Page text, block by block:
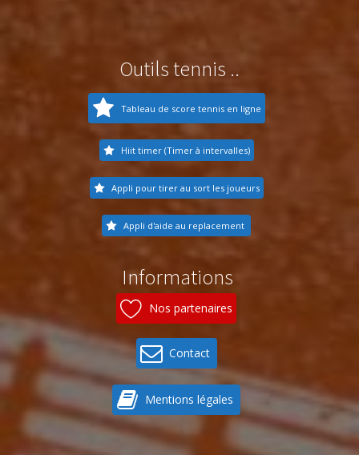
Outils tennis ..
Tableau de score tennis en ligne
Hiit timer (Timer à intervalles)
Appli pour tirer au sort les joueurs
Appli d'aide au replacement
Informations
Nos partenaires
Contact
Mentions légales